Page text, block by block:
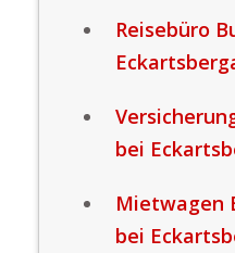
Reisebüro
bei
Mietwagen
bei